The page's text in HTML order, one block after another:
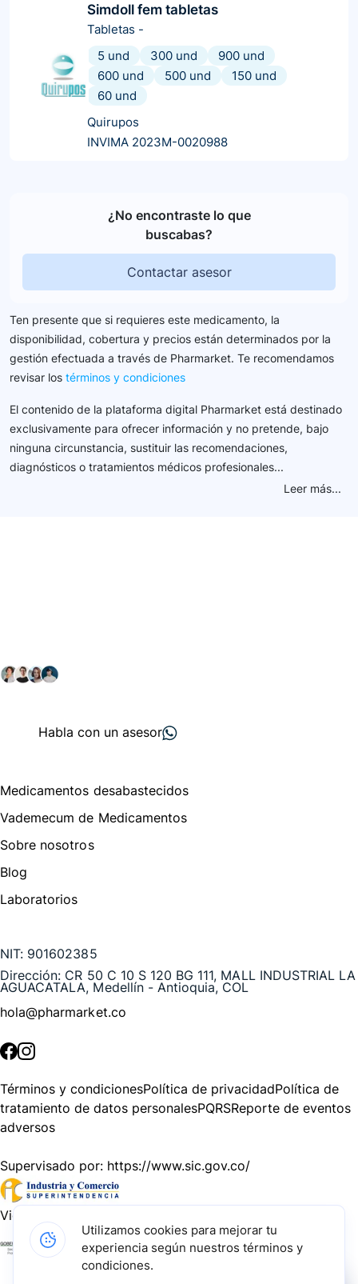
Simdoll fem tabletas
Tabletas -
5 und
300 und
900 und
600 und
500 und
150 und
60 und
Quirupos
INVIMA 2023M-0020988
¿No encontraste lo que
buscabas?
Contactar asesor
Ten presente que si requieres este medicamento, la
disponibilidad, cobertura y precios están determinados por la
gestión efectuada a través de Pharmarket. Te recomendamos
revisar los términos y condiciones
El contenido de la plataforma digital Pharmarket está destinado
exclusivamente para ofrecer información y no pretende, bajo
ninguna circunstancia, sustituir las recomendaciones,
diagnósticos o tratamientos médicos profesionales...
Leer más...
Habla con un asesor
Medicamentos desabastecidos
Vademecum de Medicamentos
Sobre nosotros
Blog
Laboratorios
NIT: 901602385
Dirección: CR 50 C 10 S 120 BG 111, MALL INDUSTRIAL LA
AGUACATALA, Medellín - Antioquia, COL
hola@pharmarket.co
Términos y condicionesPolítica de privacidadPolítica de
tratamiento de datos personalesPQRSReporte de eventos
adversos
Supervisado por: https://www.sic.gov.co/
Vigilado por:
Gracias a nuestros impulsadores, podemos presentarte la
Utilizamos cookies para mejorar tu
experiencia según nuestros términos y
condiciones.